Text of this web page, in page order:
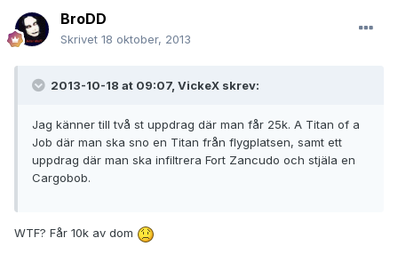
BroDD
Skrivet 18 oktober, 2013
2013-10-18 at 09:07, VickeX skrev:
Jag känner till två st uppdrag där man får 25k. A Titan of a
Job där man ska sno en Titan från flygplatsen, samt ett
uppdrag där man ska infiltrera Fort Zancudo och stjäla en
Cargobob.
WTF? Får 10k av dom